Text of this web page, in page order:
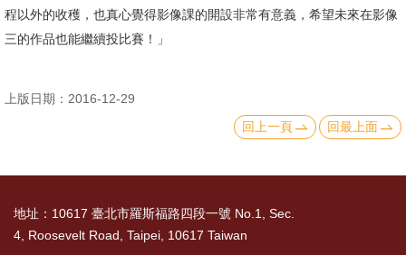
款
源
與
程以外的收穫，也真心覺得影像課的開設非常有意義，希望未來在影像
三的作品也能繼續投比賽！」
上版日期：2016-12-29
回上一頁
回最上面
地址：10617 臺北市羅斯福路四段一號 No.1, Sec.
4, Roosevelt Road, Taipei, 10617 Taiwan